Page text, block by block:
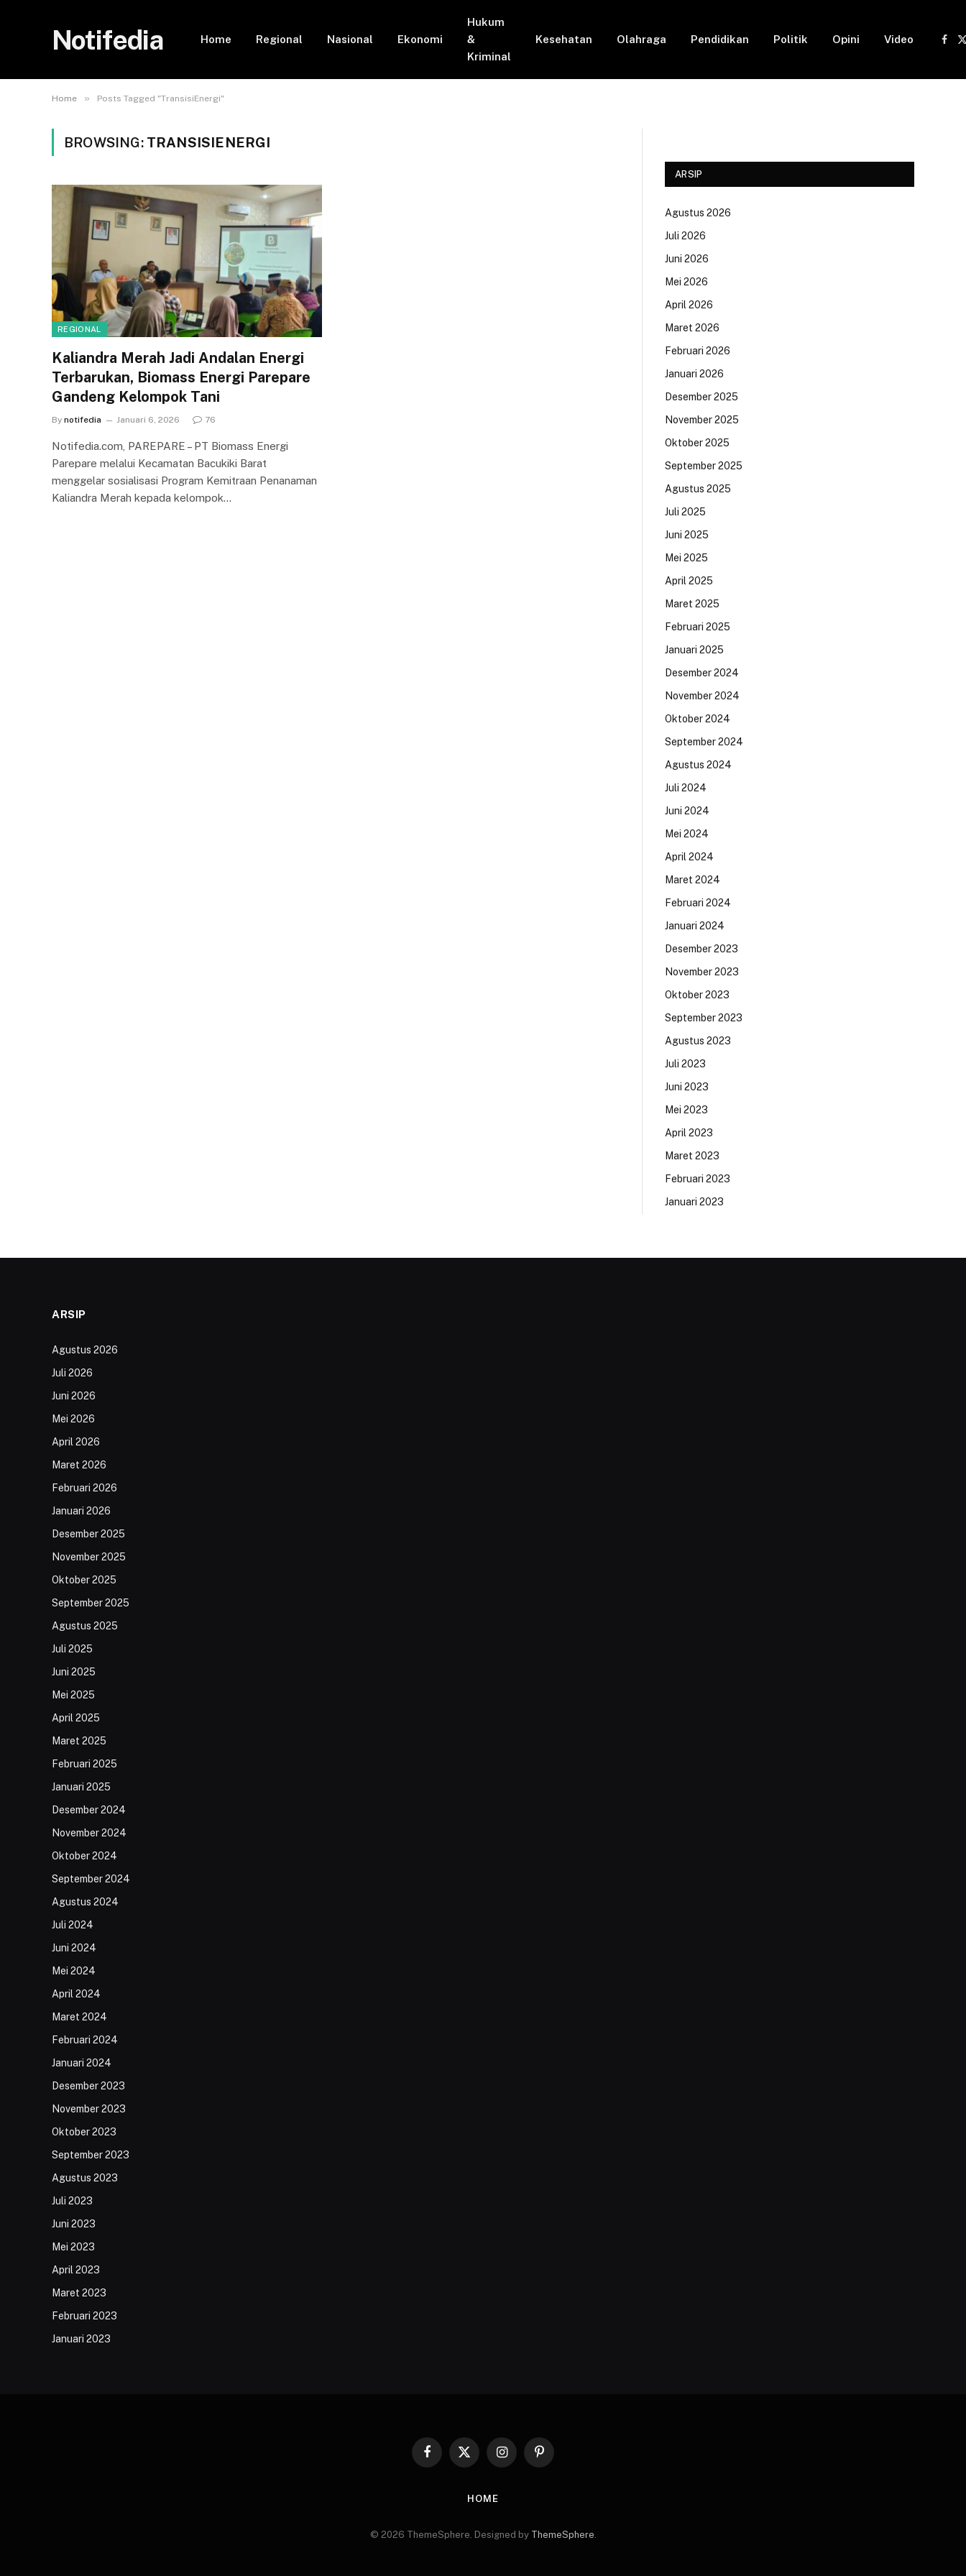
Notifedia Home Regional Nasional Ekonomi
Hukum
&
Kriminal
Kesehatan Olahraga Pendidikan Politik Opini Video
Home » Posts Tagged "TransisiEnergi"
BROWSING: TRANSISIENERGI
REGIONAL
Kaliandra Merah Jadi Andalan Energi
Terbarukan, Biomass Energi Parepare
Gandeng Kelompok Tani
By notifedia Januari 6, 2026 76
Notifedia.com, PAREPARE – PT Biomass Energi
Parepare melalui Kecamatan Bacukiki Barat
menggelar sosialisasi Program Kemitraan Penanaman
Kaliandra Merah kepada kelompok…
ARSIP
Agustus 2026
Juli 2026
Juni 2026
Mei 2026
April 2026
Maret 2026
Februari 2026
Januari 2026
Desember 2025
November 2025
Oktober 2025
September 2025
Agustus 2025
Juli 2025
Juni 2025
Mei 2025
April 2025
Maret 2025
Februari 2025
Januari 2025
Desember 2024
November 2024
Oktober 2024
September 2024
Agustus 2024
Juli 2024
Juni 2024
Mei 2024
April 2024
Maret 2024
Februari 2024
Januari 2024
Desember 2023
November 2023
Oktober 2023
September 2023
Agustus 2023
Juli 2023
Juni 2023
Mei 2023
April 2023
Maret 2023
Februari 2023
Januari 2023
ARSIP
Agustus 2026
Juli 2026
Juni 2026
Mei 2026
April 2026
Maret 2026
Februari 2026
Januari 2026
Desember 2025
November 2025
Oktober 2025
September 2025
Agustus 2025
Juli 2025
Juni 2025
Mei 2025
April 2025
Maret 2025
Februari 2025
Januari 2025
Desember 2024
November 2024
Oktober 2024
September 2024
Agustus 2024
Juli 2024
Juni 2024
Mei 2024
April 2024
Maret 2024
Februari 2024
Januari 2024
Desember 2023
November 2023
Oktober 2023
September 2023
Agustus 2023
Juli 2023
Juni 2023
Mei 2023
April 2023
Maret 2023
Februari 2023
Januari 2023
Facebook
X
InstagramPinterest
HOME
© 2026 ThemeSphere. Designed by ThemeSphere.